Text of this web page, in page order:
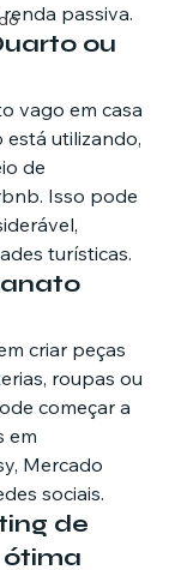
passiva.
ou
vago em casa
está utilizando,
de
Isso pode
turísticas.
criar peças
roupas ou
começar a
em
Mercado
sociais.
de
ótima